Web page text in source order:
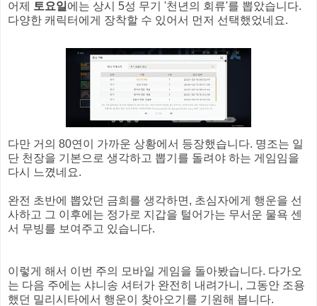
어제 토요일 에는 상시 5성 무기 '천년의 회류'를 뽑았습니다.
다양한 캐릭터에게 장착할 수 있어서 먼저 선택했었네요.
다만 거의 80연이 가까운 상황에서 등장했습니다. 명조는 일
단 천장을 기본으로 생각하고 뽑기를 돌려야 하는 게임임을
다시 느꼈네요.
완전 초반에 뽑았던 금희를 생각하면, 초심자에게 행운을 선
사하고 그 이후에는 정가로 지갑을 털어가는 무서운 물욕 센
서 무빙를 보여주고 있습니다.
이렇게 해서 이번 주의 모바일 게임을 돌아봤습니다. 다가오
는 다음 주에는 샤니송 셔터가 완전히 내려가니, 그동안 조용
했던 밀리시타에서 행운이 찾아오기를 기원해 봅니다.